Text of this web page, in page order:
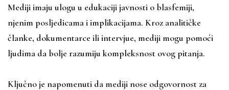
Mediji imaju ulogu u edukaciji javnosti o blasfemiji,
njenim posljedicama i implikacijama. Kroz analitičke
članke, dokumentarce ili intervjue, mediji mogu pomoći
ljudima da bolje razumiju kompleksnost ovog pitanja.
Ključno je napomenuti da mediji nose odgovornost za